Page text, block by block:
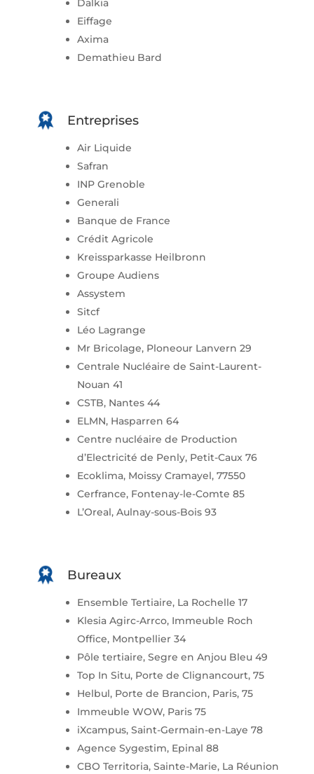
Dalkia
Eiffage
Axima
Demathieu Bard
Entreprises
Air Liquide
Safran
INP Grenoble
Generali
Banque de France
Crédit Agricole
Kreissparkasse Heilbronn
Groupe Audiens
Assystem
Sitcf
Léo Lagrange
Mr Bricolage, Ploneour Lanvern 29
Centrale Nucléaire de Saint-Laurent-
Nouan 41
CSTB, Nantes 44
ELMN, Hasparren 64
Centre nucléaire de Production
d’Electricité de Penly, Petit-Caux 76
Ecoklima, Moissy Cramayel, 77550
Cerfrance, Fontenay-le-Comte 85
L’Oreal, Aulnay-sous-Bois 93
Bureaux
Ensemble Tertiaire, La Rochelle 17
Klesia Agirc-Arrco, Immeuble Roch
Office, Montpellier 34
Pôle tertiaire, Segre en Anjou Bleu 49
Top In Situ, Porte de Clignancourt, 75
Helbul, Porte de Brancion, Paris, 75
Immeuble WOW, Paris 75
iXcampus, Saint-Germain-en-Laye 78
Agence Sygestim, Epinal 88
CBO Territoria, Sainte-Marie, La Réunion